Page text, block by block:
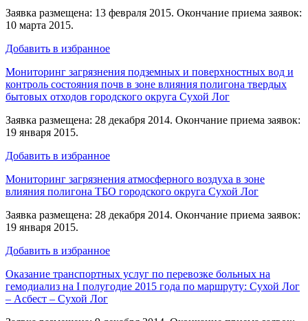
Заявка размещена: 13 февраля 2015. Окончание приема заявок:
10 марта 2015.
Добавить в избранное
Мониторинг загрязнения подземных и поверхностных вод и
контроль состояния почв в зоне влияния полигона твердых
бытовых отходов городского округа Сухой Лог
Заявка размещена: 28 декабря 2014. Окончание приема заявок:
19 января 2015.
Добавить в избранное
Мониторинг загрязнения атмосферного воздуха в зоне
влияния полигона ТБО городского округа Сухой Лог
Заявка размещена: 28 декабря 2014. Окончание приема заявок:
19 января 2015.
Добавить в избранное
Оказание транспортных услуг по перевозке больных на
гемодиализ на I полугодие 2015 года по маршруту: Сухой Лог
– Асбест – Сухой Лог